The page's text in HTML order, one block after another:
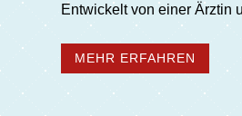
Entwickelt von einer Ärztin
MEHR ERFAHREN